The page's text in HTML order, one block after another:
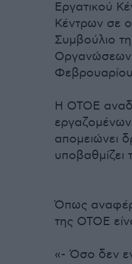
Εργατικού
Κέντρων σε
Συμβούλιο
Οργανώσεων
Η ΟΤΟΕ
εργαζομένων
απομειώνει
υποβαθμίζει
Όπως
της ΟΤΟΕ
«- Όσο δεν